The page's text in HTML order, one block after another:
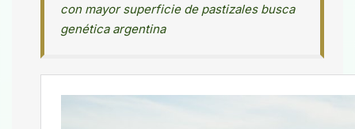
con mayor superficie de pastizales busca
genética argentina